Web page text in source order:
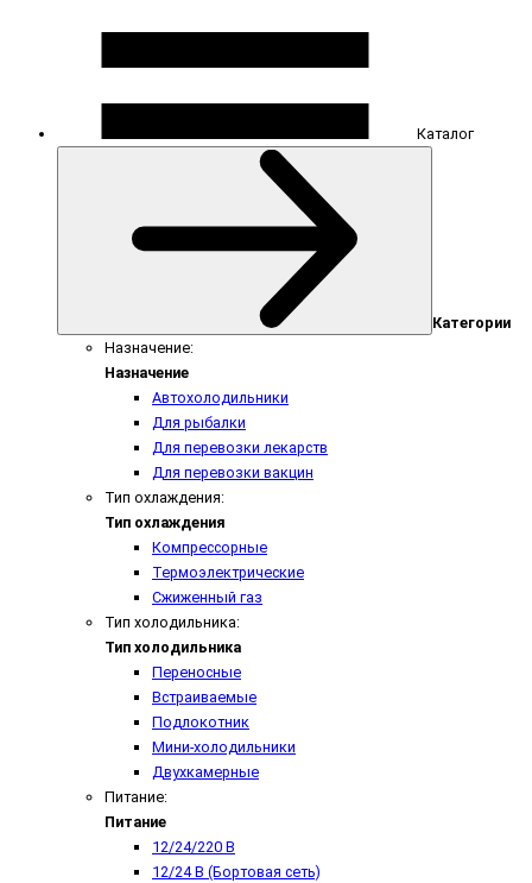
Каталог
Категории
Назначение:
Назначение
Автохолодильники
Для рыбалки
Для перевозки лекарств
Для перевозки вакцин
Тип охлаждения:
Тип охлаждения
Компрессорные
Термоэлектрические
Сжиженный газ
Тип холодильника:
Тип холодильника
Переносные
Встраиваемые
Подлокотник
Мини-холодильники
Двухкамерные
Питание:
Питание
12/24/220 В
12/24 В (Бортовая сеть)